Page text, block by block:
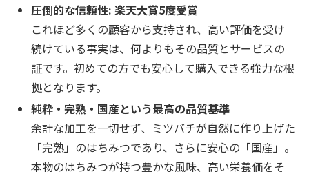
圧倒的な信頼性: 楽天大賞5度受賞
これほど多くの顧客から支持され、高い評価を受け
続けている事実は、何よりもその品質とサービスの
証です。初めての方でも安心して購入できる強力な根
拠となります。
純粋・完熟・国産という最高の品質基準
余計な加工を一切せず、ミツバチが自然に作り上げた
「完熟」のはちみつであり、さらに安心の「国産」。
本物のはちみつが持つ豊かな風味、高い栄養価をそ